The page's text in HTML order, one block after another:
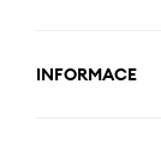
INFORMACE